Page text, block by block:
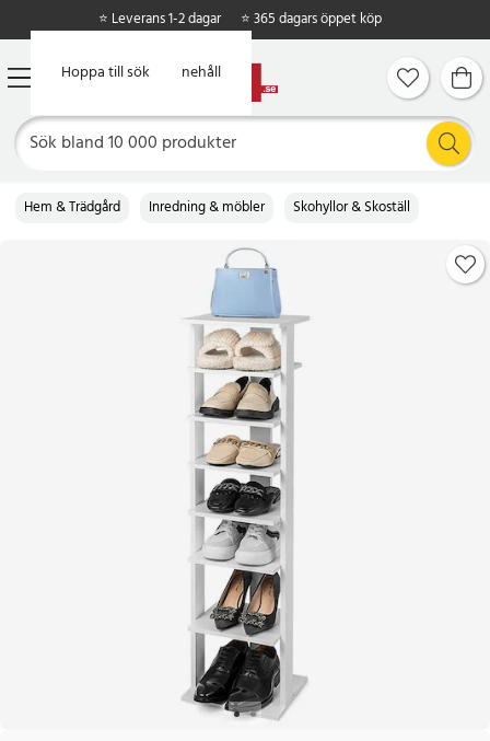
Hoppa till huvudinnehåll
Hoppa till sök
⭐ Leverans 1-2 dagar ⭐ 365 dagars öppet köp
Hem & Trädgård Inredning & möbler Skohyllor & Skoställ